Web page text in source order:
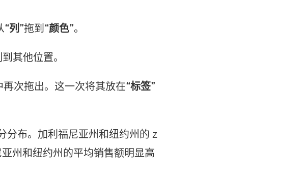
“列”拖到 “颜色”。
其他位置。
再次拖出。这一次将其放在“标签”
布。加利福尼亚州和纽约州的 z
州和纽约州的平均销售额明显高